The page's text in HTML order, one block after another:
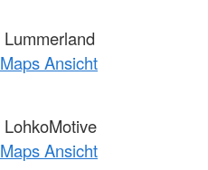
Ansicht
Ansicht